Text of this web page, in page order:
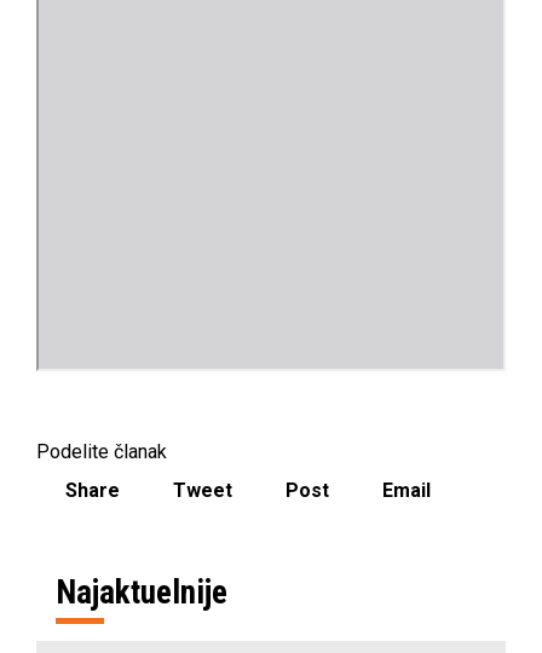
Podelite članak
Share
Tweet Post Email
Najaktuelnije